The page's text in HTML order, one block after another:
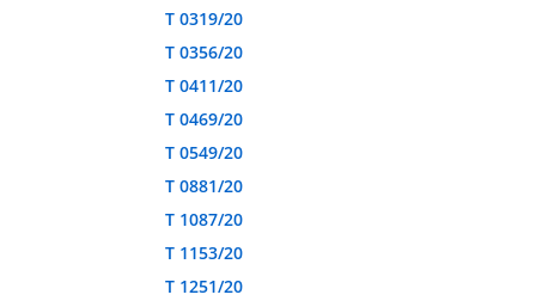
T 0319/20
T 0356/20
T 0411/20
T 0469/20
T 0549/20
T 0881/20
T 1087/20
T 1153/20
T 1251/20